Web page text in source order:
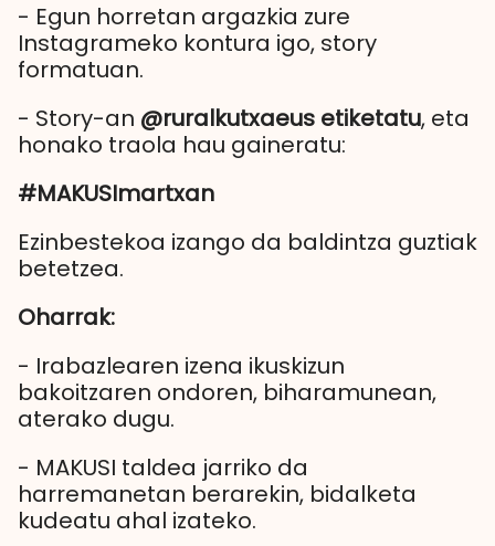
- Egun horretan argazkia zure
Instagrameko kontura igo, story
formatuan.
- Story-an @ruralkutxaeus etiketatu, eta
honako traola hau gaineratu:
#MAKUSImartxan
Ezinbestekoa izango da baldintza guztiak
betetzea.
Oharrak:
- Irabazlearen izena ikuskizun
bakoitzaren ondoren, biharamunean,
aterako dugu.
- MAKUSI taldea jarriko da
harremanetan berarekin, bidalketa
kudeatu ahal izateko.